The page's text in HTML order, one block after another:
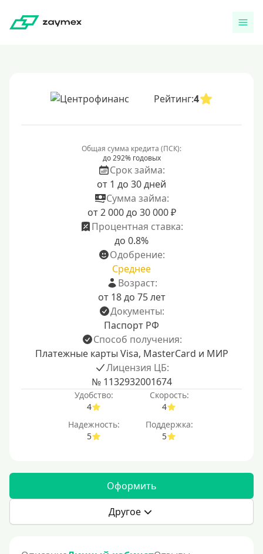
Рейтинг:4
Общая сумма кредита (ПСК):
до 292% годовых
Срок займа:
от 1 до 30 дней
Сумма займа:
от 2 000 до 30 000 ₽
Процентная ставка:
до 0.8%
Одобрение:
Среднее
Возраст:
от 18 до 75 лет
Документы:
Паспорт РФ
Способ получения:
Платежные карты Visa, MasterCard и МИР
Лицензия ЦБ:
№ 1132932001674
Удобство:
4
Скорость:
4
Надежность:
5
Поддержка:
5
Оформить
Другое